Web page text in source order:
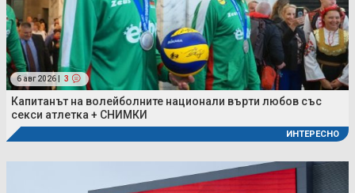
6 авг 2026 | 3
Капитанът на волейболните национали върти любов със
секси атлетка + СНИМКИ
ИНТЕРЕСНО